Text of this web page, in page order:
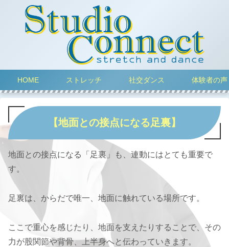
HOME ストレッチ 社交ダンス 体験者の声
【地面との接点になる足裏】
地面との接点になる「足裏」も、連動にはとても重要で
す。
足裏は、からだで唯一、地面に触れている場所です。
ここで重心を感じたり、地面を支えたりすることで、その
力が股関節や背骨、上半身へと伝わっていきます。